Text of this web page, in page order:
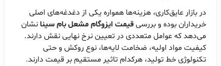
در بازار عایق‌کاری، هزینه‌ها همواره یکی از دغدغه‌های اصلی
خریداران بوده و بررسیقیمت ایزوگام مشعل بام سینانشان
می‌دهد که عوامل متعددی در تعیین نرخ نهایی نقش دارند.
کیفیت مواد اولیه، ضخامت لایه‌ها، نوع روکش و حتی
تکنولوژی خط تولید، هرکدام تاثیر مستقیم بر قیمت دارند.